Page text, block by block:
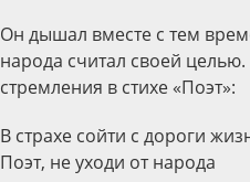
Он дышал вместе с тем
народа считал своей
стремления в стихе «Поэт»:
В страхе сойти с дороги
Поэт, не уходи от народа